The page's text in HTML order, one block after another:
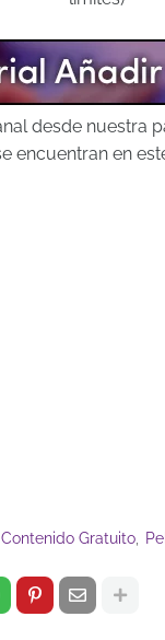
desde nuestra
encuentran en
Contenido Gratuito